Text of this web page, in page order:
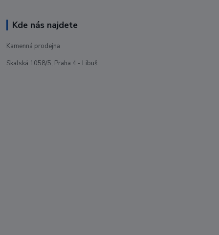
Kde nás najdete
Kamenná prodejna
Skalská 1058/5, Praha 4 - Libuš